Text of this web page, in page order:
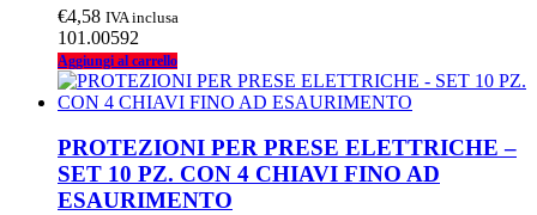
€4,58 IVA inclusa
101.00592
Aggiungi al carrello
PROTEZIONI PER PRESE ELETTRICHE –
SET 10 PZ. CON 4 CHIAVI FINO AD
ESAURIMENTO